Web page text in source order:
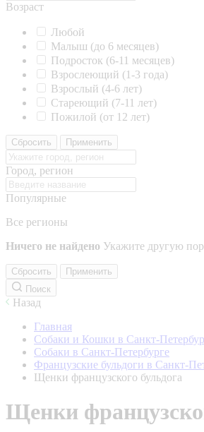
Возраст
Любой
Малыш (до 6 месяцев)
Подросток (6-11 месяцев)
Взрослеющий (1-3 года)
Взрослый (4-6 лет)
Стареющий (7-11 лет)
Пожилой (от 12 лет)
Сбросить Применить
Город, регион
Популярные
Все регионы
Ничего не найдено Укажите другую
Сбросить
Применить
Поиск
Назад
Главная
Собаки и Кошки в Санкт-
Собаки в Санкт-Петербурге
Французские бульдоги в Санкт-
Щенки французского бульдога
Щенки